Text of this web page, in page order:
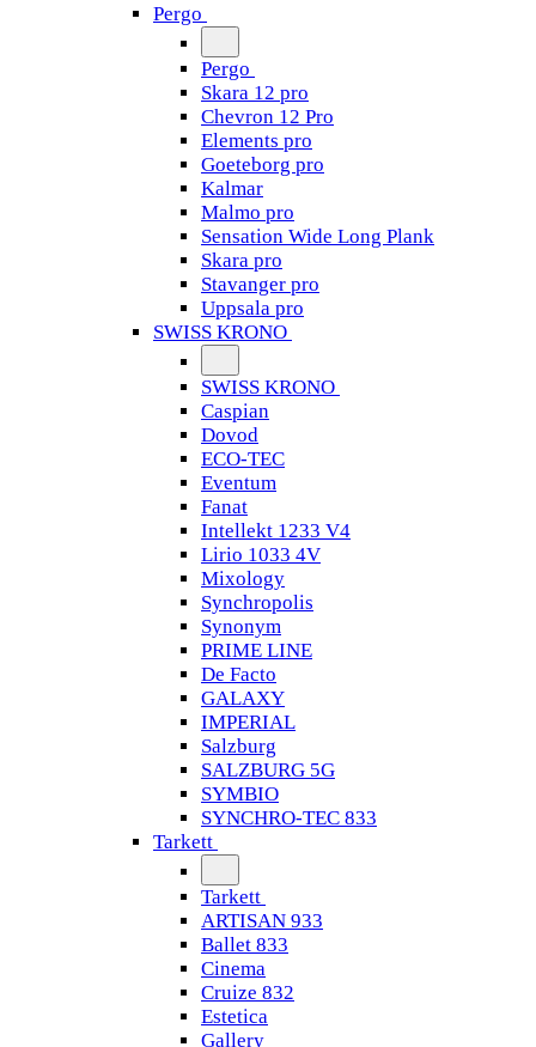
Pergo
Pergo
Skara 12 pro
Chevron 12 Pro
Elements pro
Goeteborg pro
Kalmar
Malmo pro
Sensation Wide Long Plank
Skara pro
Stavanger pro
Uppsala pro
SWISS KRONO
SWISS KRONO
Caspian
Dovod
ECO-TEC
Eventum
Fanat
Intellekt 1233 V4
Lirio 1033 4V
Mixology
Synchropolis
Synonym
PRIME LINE
De Facto
GALAXY
IMPERIAL
Salzburg
SALZBURG 5G
SYMBIO
SYNCHRO-TEC 833
Tarkett
Tarkett
ARTISAN 933
Ballet 833
Cinema
Cruize 832
Estetica
Gallery